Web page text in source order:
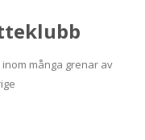
många grenar av